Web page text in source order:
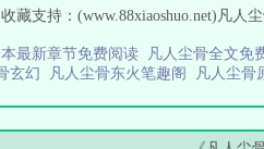
藏支持：(www.88xiaoshuo.net)凡人
最新章节免费阅读 凡人尘骨全文免
玄幻 凡人尘骨东火笔趣阁 凡人尘骨